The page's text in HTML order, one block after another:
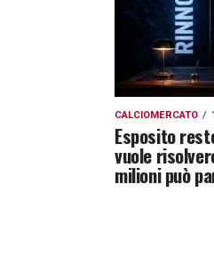
CALCIOMERCATO
Esposito
vuole
milioni può